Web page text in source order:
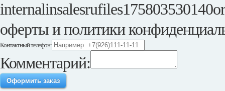
оферты и политики
Контактный телефон:
Комментарий:
Оформить заказ